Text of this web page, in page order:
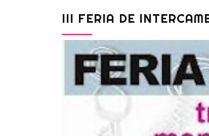
III FERIA DE